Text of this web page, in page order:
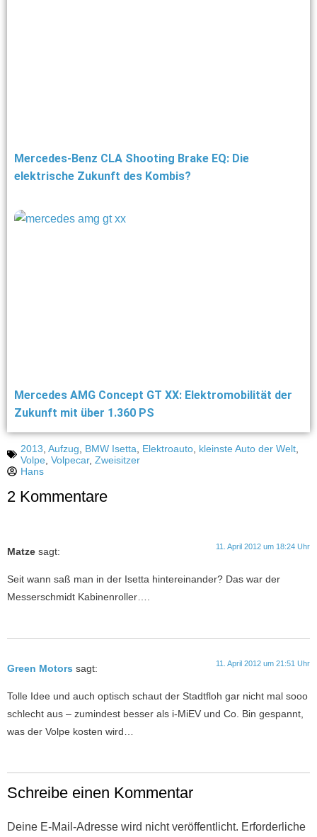
Mercedes-Benz CLA Shooting Brake EQ: Die
elektrische Zukunft des Kombis?
Mercedes AMG Concept GT XX: Elektromobilität der
Zukunft mit über 1.360 PS
2013 Aufzug BMW Isetta Elektroauto kleinste Auto der Welt
Volpe Volpecar, Zweisitzer
Hans
2 Kommentare
Matze sagt: 11. April 2012 um 18:24 Uhr
Seit wann saß man in der Isetta hintereinander? Das war der
Messerschmidt Kabinenroller….
Green Motors sagt: 11. April 2012 um 21:51 Uhr
Tolle Idee und auch optisch schaut der Stadtfloh gar nicht mal sooo
schlecht aus – zumindest besser als i-MiEV und Co. Bin gespannt,
was der Volpe kosten wird…
Schreibe einen Kommentar
Deine E-Mail-Adresse wird nicht veröffentlicht. Erforderliche